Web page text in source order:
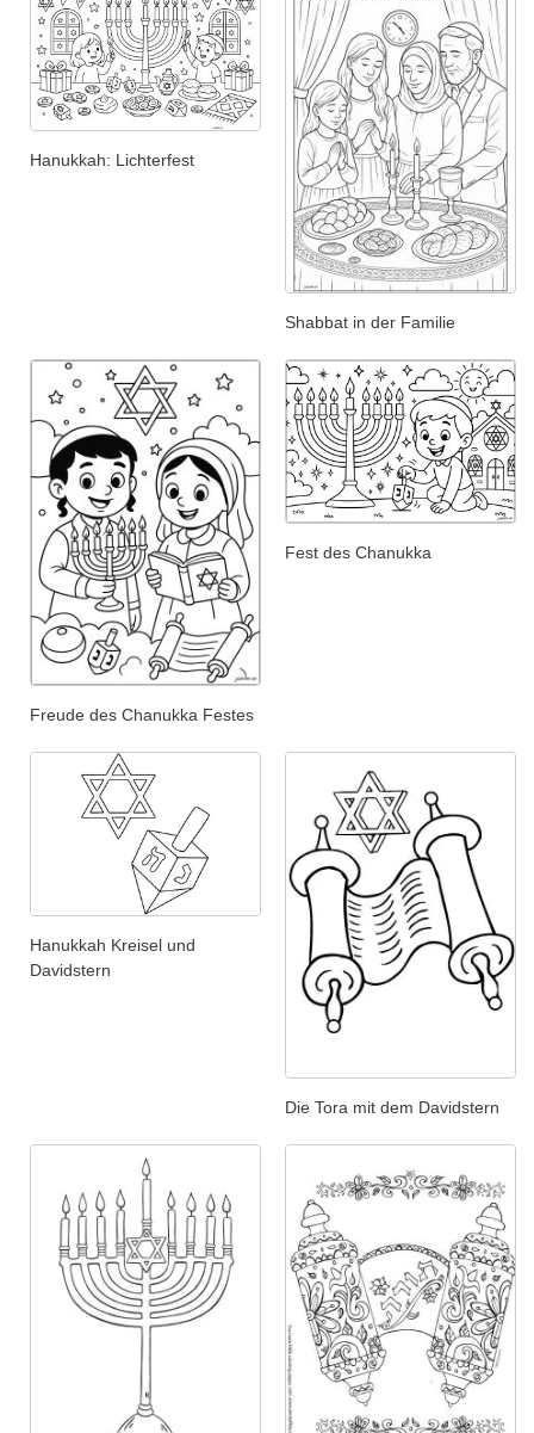
Hanukkah: Lichterfest
Shabbat in der Familie
Freude des Chanukka Festes
Fest des Chanukka
Hanukkah Kreisel und
Davidstern
Die Tora mit dem Davidstern